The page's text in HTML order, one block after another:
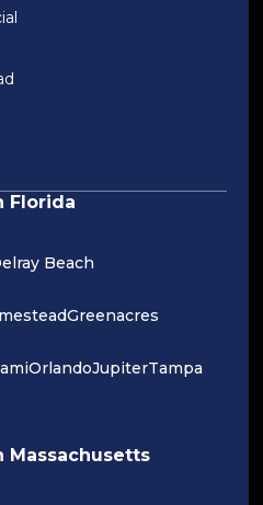
Florida
Beach
Greenacres
OrlandoJupiterTampa
Massachusetts